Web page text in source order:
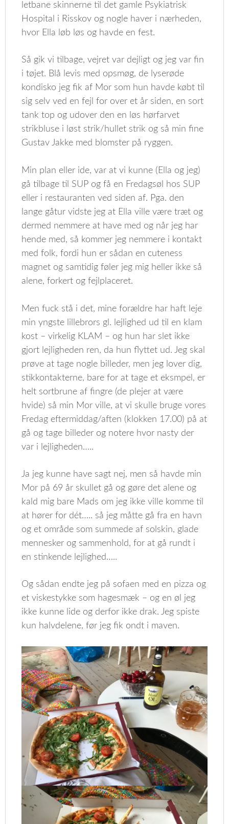
letbane skinnerne til det gamle Psykiatrisk
Hospital i Risskov og nogle haver i nærheden,
hvor Ella løb løs og havde en fest.
Så gik vi tilbage, vejret var dejligt og jeg var fin
i tøjet. Blå levis med opsmøg, de lyserøde
kondisko jeg fik af Mor som hun havde købt til
sig selv ved en fejl for over et år siden, en sort
tank top og udover den en løs hørfarvet
strikbluse i løst strik/hullet strik og så min fine
Gustav Jakke med blomster på ryggen.
Min plan eller ide, var at vi kunne (Ella og jeg)
gå tilbage til SUP og få en Fredagsøl hos SUP
eller i restauranten ved siden af. Pga. den
lange gåtur vidste jeg at Ella ville være træt og
dermed nemmere at have med og når jeg har
hende med, så kommer jeg nemmere i kontakt
med folk, fordi hun er sådan en cuteness
magnet og samtidig føler jeg mig heller ikke så
alene, forkert og fejlplaceret.
Men fuck stå i det, mine forældre har haft leje
min yngste lillebrors gl. lejlighed ud til en klam
kost – virkelig KLAM – og hun har slet ikke
gjort lejligheden ren, da hun flyttet ud. Jeg skal
prøve at tage nogle billeder, men jeg lover dig,
stikkontakterne, bare for at tage et eksmpel, er
helt sortbrune af fingre (de plejer at være
hvide) så min Mor ville, at vi skulle bruge vores
Fredag eftermiddag/aften (klokken 17.00) på at
gå og tage billeder og notere hvor nasty der
var i lejligheden…..
Ja jeg kunne have sagt nej, men så havde min
Mor på 69 år skullet gå og gøre det alene og
kald mig bare Mads om jeg ikke ville komme til
at hører for dét….. så jeg måtte gå fra en havn
og et område som summede af solskin, glade
mennesker og sammenhold, for at gå rundt i
en stinkende lejlighed…..
Og sådan endte jeg på sofaen med en pizza og
et viskestykke som hagesmæk – og en øl jeg
ikke kunne lide og derfor ikke drak. Jeg spiste
kun halvdelene, før jeg fik ondt i maven.